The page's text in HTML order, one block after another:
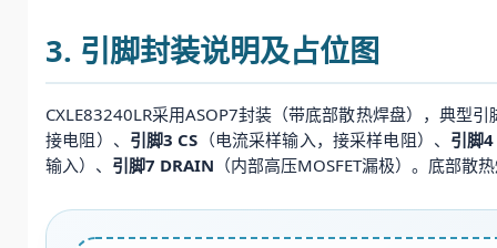
3. 引脚封装说明及占位图
CXLE83240LR采用ASOP7封装（带底部散热焊盘），典型
接电阻）、 引脚3 CS （电流采样输入，接采样电阻）、 引脚
输入）、 引脚7 DRAIN （内部高压MOSFET漏极）。底部